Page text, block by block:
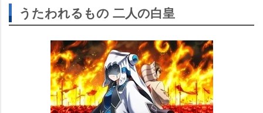
うたわれるもの 二人の白皇